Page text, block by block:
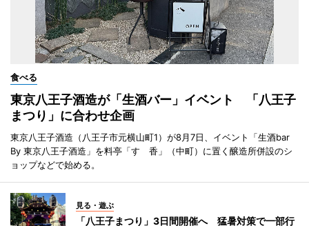
食べる
東京八王子酒造が「生酒バー」イベント 「八王子
まつり」に合わせ企画
東京八王子酒造（八王子市元横山町1）が8月7日、イベント「生酒bar
By 東京八王子酒造」を料亭「すゞ香」（中町）に置く醸造所併設のシ
ョップなどで始める。
見る・遊ぶ
「八王子まつり」3日間開催へ 猛暑対策で一部行